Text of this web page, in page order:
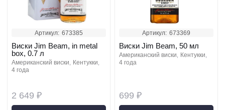
Артикул: 673385
2 649 ₽
Виски Jim Beam, in metal
box, 0.7 л
американский виски
кентукки
4 года
Артикул: 673369
699 ₽
Виски Jim Beam, 50 мл
американский виски
кентукки
4 года